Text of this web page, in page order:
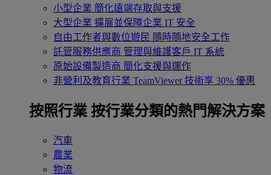
小型企業 簡化遠端存取與支援
大型企業 擴展並保障企業 IT 安全
自由工作者與數位遊民 隨時隨地安全工作
託管服務供應商 管理與維護客戶 IT 系統
原始設備製造商 簡化支援與運作
非營利及教育行業 TeamViewer 技術享 30% 優惠
按照行業 按行業分類的熱門解決方案
汽車
農業
物流